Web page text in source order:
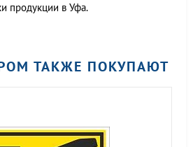
продукции в Уфа.
ТАКЖЕ ПОКУПАЮТ